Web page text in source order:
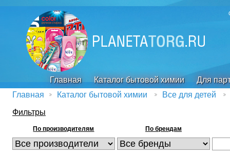
Главная Каталог бытовой химии
Для
Главная
Каталог бытовой химии
Все для детей
Фильтры
По производителям По брендам